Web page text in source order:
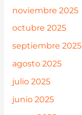
noviembre 2025
octubre 2025
septiembre 2025
agosto 2025
julio 2025
junio 2025